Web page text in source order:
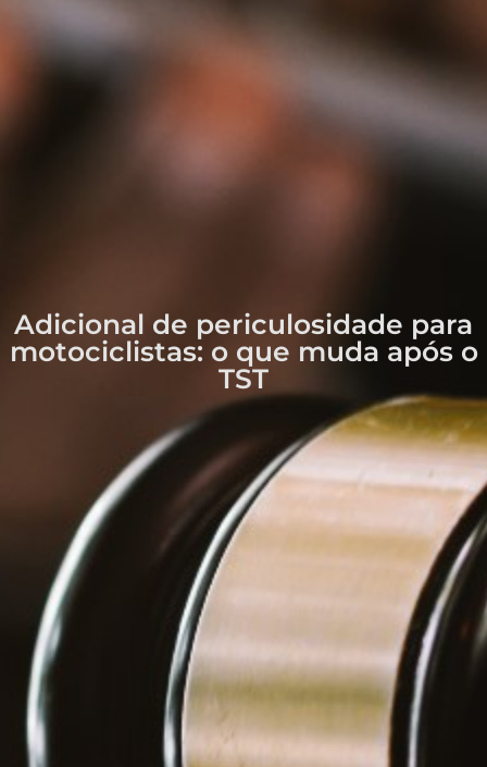
Adicional de periculosidade para
motociclistas: o que muda após o
TST